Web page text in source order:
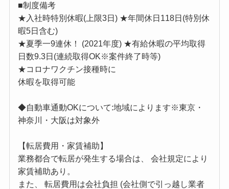
■制度備考
★入社時特別休暇(上限3日) ★年間休日118日(特別休
暇5日含む)
★夏季一9連休！ (2021年度) ★有給休暇の平均取得
日数9.3日(連続取得OK※案件終了時等)
★コロナワクチン接種時に
休暇を取得可能
◆自動車通動OKについて:地域によります※東京・
神奈川・大阪は対象外
【転居費用・家賃補助】
業務都合で転居が発生する場合は、 会社規定により
家賃補助あり。
また、 転居費用は会社負担 (会社側で引っ越し業者